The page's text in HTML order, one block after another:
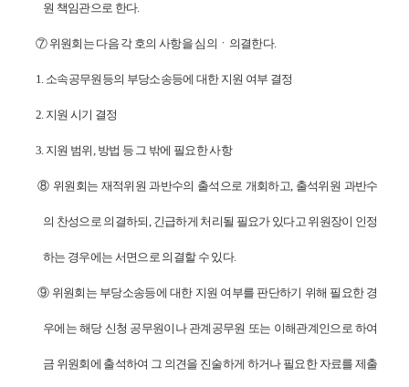
원 책임관으로 한다.
⑦ 위원회는 다음 각 호의 사항을 심의 ㆍ 의결한다.
1. 소속공무원등의 부당소송등에 대한 지원 여부 결정
2. 지원 시기 결정
3. 지원 범위, 방법 등 그 밖에 필요한 사항
⑧ 위원회는 재적위원 과반수의 출석으로 개회하고, 출석위원 과반수
의 찬성으로 의결하되, 긴급하게 처리될 필요가 있다고 위원장이 인정
하는 경우에는 서면으로 의결할 수 있다.
⑨ 위원회는 부당소송등에 대한 지원 여부를 판단하기 위해 필요한 경
우에는 해당 신청 공무원이나 관계공무원 또는 이해관계인으로 하여
금 위원회에 출석하여 그 의견을 진술하게 하거나 필요한 자료를 제출